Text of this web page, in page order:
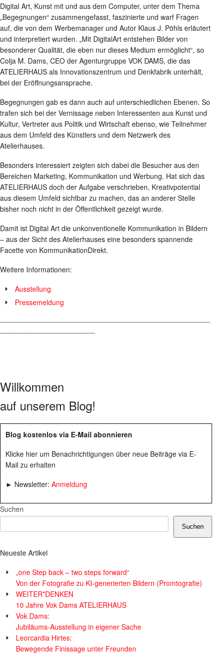
Digital Art, Kunst mit und aus dem Computer, unter dem Thema
„Begegnungen“ zusammengefasst, faszinierte und warf Fragen
auf, die von dem Werbemanager und Autor Klaus J. Pöhls erläutert
und interpretiert wurden. „Mit DigitalArt entstehen Bilder von
besonderer Qualität, die eben nur dieses Medium ermöglicht“, so
Colja M. Dams, CEO der Agenturgruppe VOK DAMS, die das
ATELIERHAUS als Innovationszentrum und Denkfabrik unterhält,
bei der Eröffnungsansprache.
Begegnungen gab es dann auch auf unterschiedlichen Ebenen. So
trafen sich bei der Vernissage neben Interessenten aus Kunst und
Kultur, Vertreter aus Politik und Wirtschaft ebenso, wie Teilnehmer
aus dem Umfeld des Künstlers und dem Netzwerk des
Atelierhauses.
Besonders interessiert zeigten sich dabei die Besucher aus den
Bereichen Marketing, Kommunikation und Werbung. Hat sich das
ATELIERHAUS doch der Aufgabe verschrieben, Kreativpotential
aus diesem Umfeld sichtbar zu machen, das an anderer Stelle
bisher noch nicht in der Öffentlichkeit gezeigt wurde.
Damit ist Digital Art die unkonventionelle Kommunikation in Bildern
– aus der Sicht des Atelierhauses eine besonders spannende
Facette von KommunikationDirekt.
Weitere Informationen:
Ausstellung
Pressemeldung
Willkommen
auf unserem Blog!
Blog kostenlos via E-Mail abonnieren
Klicke hier um Benachrichtigungen über neue Beiträge via E-
Mail zu erhalten
► Newsletter: Anmeldung
Suchen
Suchen
Neueste Artikel
„one Step back – two steps forward“
Von der Fotografie zu KI-generierten Bildern (Promtografie)
WEITER*DENKEN
10 Jahre Vok Dams ATELIERHAUS
Vok Dams:
Jubiläums-Ausstellung in eigener Sache
Leorcardia Hirtes:
Bewegende Finissage unter Freunden